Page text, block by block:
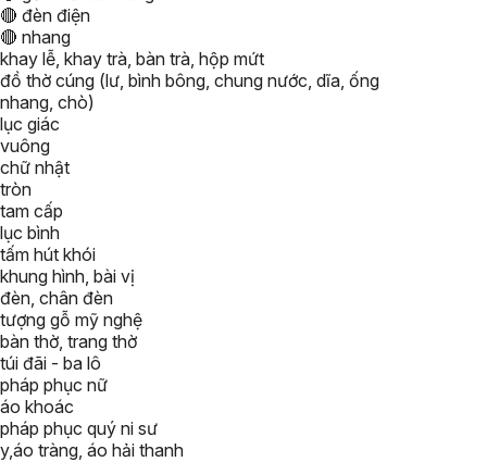
🔴 đèn điện
🔴 nhang
khay lễ, khay trà, bàn trà, hộp mứt
đồ thờ cúng (lư, bình bông, chung nước, dĩa, ống
nhang, chò)
lục giác
vuông
chữ nhật
tròn
tam cấp
lục bình
tấm hút khói
khung hình, bài vị
đèn, chân đèn
tượng gỗ mỹ nghệ
bàn thờ, trang thờ
túi đãi - ba lô
pháp phục nữ
áo khoác
pháp phục quý ni sư
y,áo tràng, áo hải thanh